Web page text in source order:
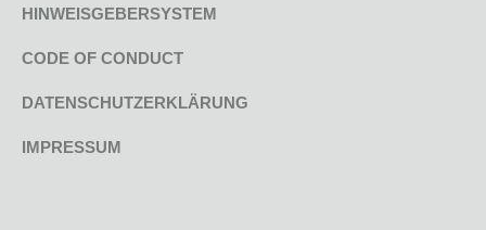
HINWEISGEBERSYSTEM
CODE OF CONDUCT
DATENSCHUTZERKLÄRUNG
IMPRESSUM